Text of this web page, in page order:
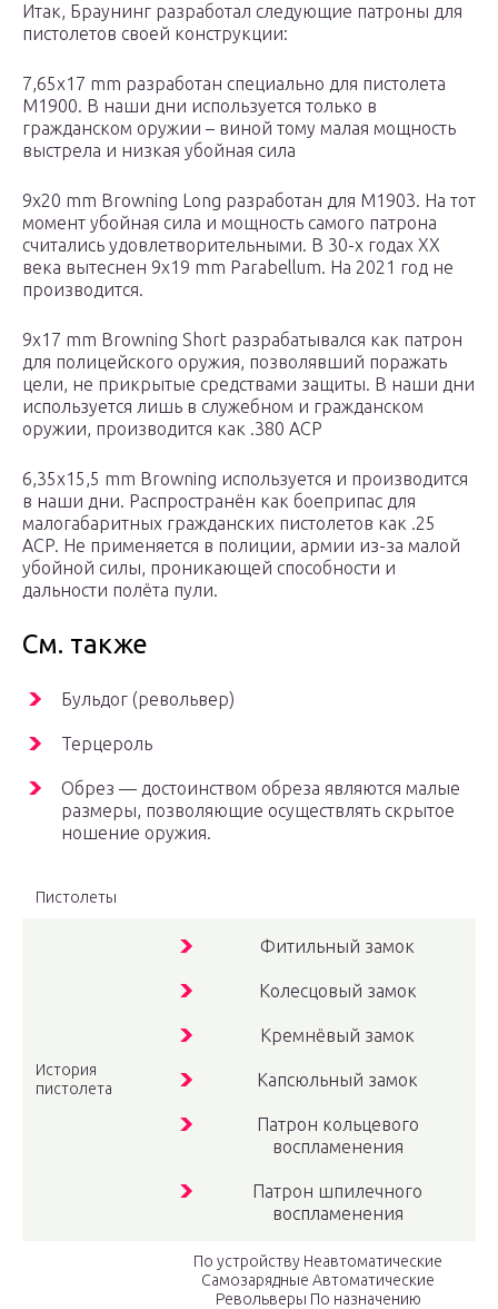
Итак, Браунинг разработал следующие патроны для
пистолетов своей конструкции:
7,65х17 mm разработан специально для пистолета
М1900. В наши дни используется только в
гражданском оружии – виной тому малая мощность
выстрела и низкая убойная сила
9х20 mm Browning Long разработан для М1903. На тот
момент убойная сила и мощность самого патрона
считались удовлетворительными. В 30-х годах ХХ
века вытеснен 9х19 mm Parabellum. На 2021 год не
производится.
9х17 mm Browning Short разрабатывался как патрон
для полицейского оружия, позволявший поражать
цели, не прикрытые средствами защиты. В наши дни
используется лишь в служебном и гражданском
оружии, производится как .380 ACP
6,35х15,5 mm Browning используется и производится
в наши дни. Распространён как боеприпас для
малогабаритных гражданских пистолетов как .25
ACP. Не применяется в полиции, армии из-за малой
убойной силы, проникающей способности и
дальности полёта пули.
См. также
Бульдог (револьвер)
Терцероль
Обрез — достоинством обреза являются малые
размеры, позволяющие осуществлять скрытое
ношение оружия.
Пистолеты
История
пистолета
Фитильный замок
Колесцовый замок
Кремнёвый замок
Капсюльный замок
Патрон кольцевого
воспламенения
Патрон шпилечного
воспламенения
По устройству Неавтоматические
Самозарядные Автоматические
Револьверы По назначению